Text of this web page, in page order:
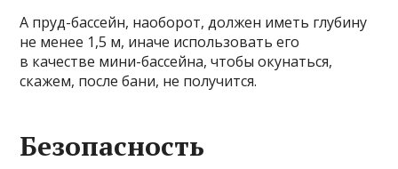
А пруд-бассейн, наоборот, должен иметь глубину
не менее 1,5 м, иначе использовать его
в качестве мини-бассейна, чтобы окунаться,
скажем, после бани, не получится.
Безопасность